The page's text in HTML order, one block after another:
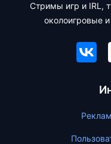
Стримы игр и IRL,
околоигровые